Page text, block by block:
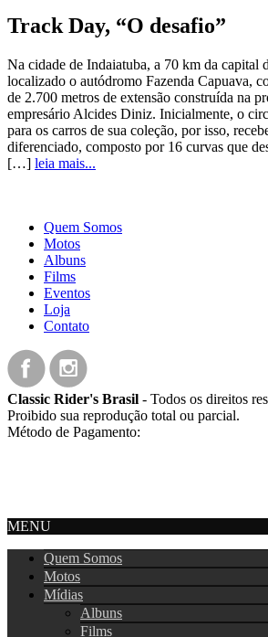
Track Day, “O desafio”
Na cidade de Indaiatuba, a 70 km da capital
localizado o autódromo Fazenda Capuava,
de 2.700 metros de extensão construída na
empresário Alcides Diniz. Inicialmente, o
para os carros de sua coleção, por isso,
diferenciado, composto por 16 curvas que
[…] leia mais...
Quem Somos
Motos
Albuns
Films
Eventos
Loja
Contato
Classic Rider's Brasil - Todos os direitos
Proibido sua reprodução total ou parcial.
Método de Pagamento:
MENU
Quem Somos
Motos
Mídias
Albuns
Films